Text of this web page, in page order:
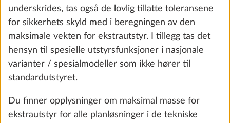
Gasstrykkregulator TRUMA DuoControl
og gassfilter
2.2 kg
underskrides, tas også de lovlig tillatte toleransene
for sikkerhets skyld med i beregningen av den
maksimale vekten for ekstrautstyr. I tillegg tas det
hensyn til spesielle utstyrsfunksjoner i nasjonale
varianter / spesialmodeller som ikke hører til
standardutstyret.
Du finner opplysninger om maksimal masse for
ekstrautstyr for alle planløsninger i de tekniske